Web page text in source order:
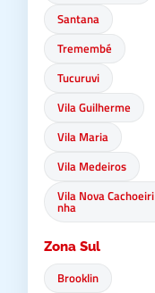
Santana
Tremembé
Tucuruvi
Vila Guilherme
Vila Maria
Vila Medeiros
Vila Nova Cachoeiri
nha
Zona Sul
Brooklin